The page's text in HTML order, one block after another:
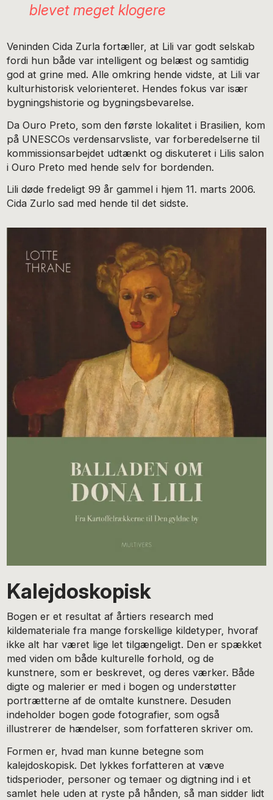
blevet meget klogere
Veninden Cida Zurla fortæller, at Lili var godt selskab
fordi hun både var intelligent og belæst og samtidig
god at grine med. Alle omkring hende vidste, at Lili var
kulturhistorisk velorienteret. Hendes fokus var især
bygningshistorie og bygningsbevarelse.
Da Ouro Preto, som den første lokalitet i Brasilien, kom
på UNESCOs verdensarvsliste, var forberedelserne til
kommissionsarbejdet udtænkt og diskuteret i Lilis salon
i Ouro Preto med hende selv for bordenden.
Lili døde fredeligt 99 år gammel i hjem 11. marts 2006.
Cida Zurlo sad med hende til det sidste.
Kalejdoskopisk
Bogen er et resultat af årtiers research med
kildemateriale fra mange forskellige kildetyper, hvoraf
ikke alt har været lige let tilgængeligt. Den er spækket
med viden om både kulturelle forhold, og de
kunstnere, som er beskrevet, og deres værker. Både
digte og malerier er med i bogen og understøtter
portrætterne af de omtalte kunstnere. Desuden
indeholder bogen gode fotografier, som også
illustrerer de hændelser, som forfatteren skriver om.
Formen er, hvad man kunne betegne som
kalejdoskopisk. Det lykkes forfatteren at væve
tidsperioder, personer og temaer og digtning ind i et
samlet hele uden at ryste på hånden, så man sidder lidt